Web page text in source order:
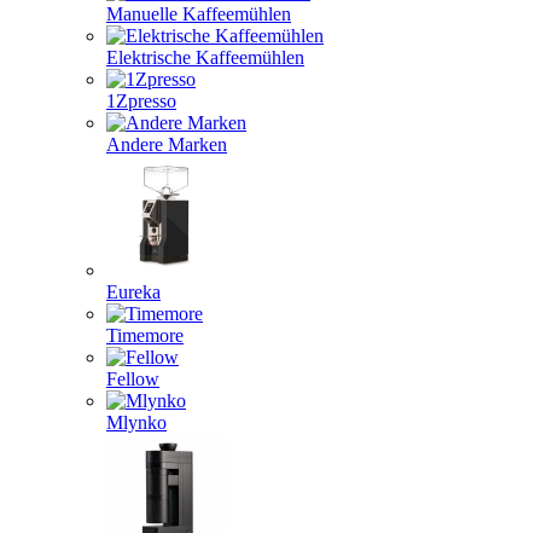
Manuelle Kaffeemühlen
Elektrische Kaffeemühlen
1Zpresso
Andere Marken
Eureka
Timemore
Fellow
Mlynko